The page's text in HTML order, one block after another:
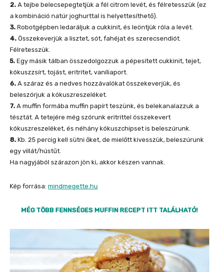
2. A tejbe belecsepegtetjük a fél citrom levét, és félretesszük (ez
a kombináció natúr joghurttal is helyettesíthető).
3. Robotgépben ledaráljuk a cukkinit, és leöntjük róla a levét.
4. Összekeverjük a lisztet, sót, fahéjat és szerecsendiót.
Félretesszük.
5. Egy másik tálban összedolgozzuk a pépesített cukkinit, tejet,
kókuszzsírt, tojást, eritritet, vaníliaport.
6. A száraz és a nedves hozzávalókat összekeverjük, és
beleszórjuk a kókuszreszeléket.
7. A muffin formába muffin papírt teszünk, és belekanalazzuk a
tésztát. A tetejére még szórunk eritrittel összekevert
kókuszreszeléket, és néhány kókuszchipset is beleszúrunk.
8. Kb. 25 percig kell sütni őket, de mielőtt kivesszük, beleszúrunk
egy villát/hústűt.
Ha nagyjából szárazon jön ki, akkor készen vannak.
Kép forrása: mindmegette.hu
MÉG TÖBB FENNSÉGES MUFFIN RECEPT ITT TALÁLHATÓ!